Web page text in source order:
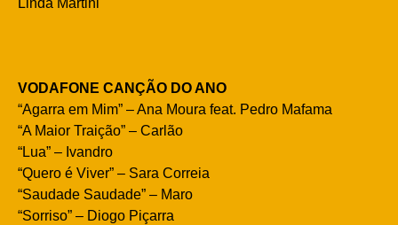
Linda Martini
VODAFONE CANÇÃO DO ANO
“Agarra em Mim” – Ana Moura feat. Pedro Mafama
“A Maior Traição” – Carlão
“Lua” – Ivandro
“Quero é Viver” – Sara Correia
“Saudade Saudade” – Maro
“Sorriso” – Diogo Piçarra